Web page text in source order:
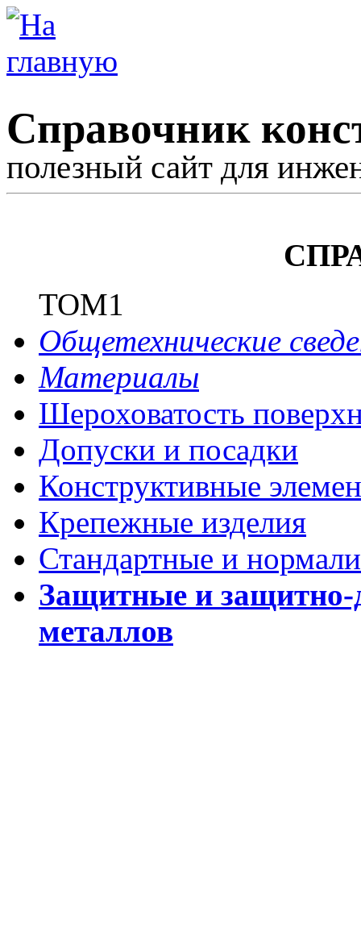
Справочник
полезный сайт для
ТОМ1
Общетехнические
Материалы
Шероховатость
Допуски и посадки
Конструктивные
Крепежные изделия
Стандартные и
Защитные и защитно-
металлов